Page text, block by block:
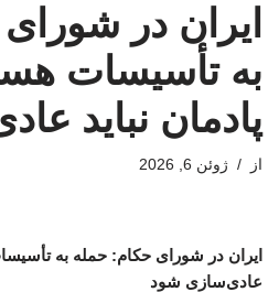
ایران در
به تأسیسات
پادمان نباید
از ژوئن 6, 2026
ایران در شورای حکام: حمله به
عادی‌سازی شود